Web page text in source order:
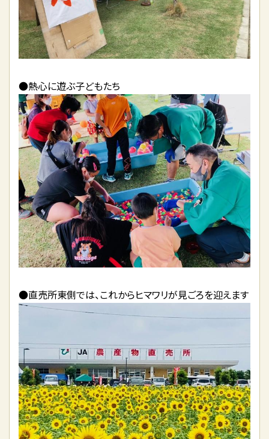
●熱心に遊ぶ子どもたち
●直売所東側では、これからヒマワリが見ごろを迎えます